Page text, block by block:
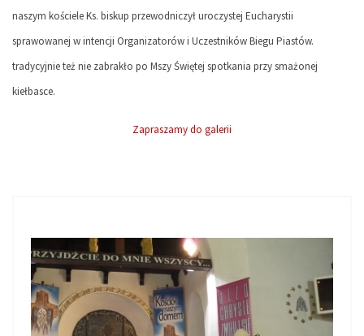
naszym kościele Ks. biskup przewodniczył uroczystej Eucharystii
sprawowanej w intencji Organizatorów i Uczestników Biegu Piastów.
tradycyjnie też nie zabrakło po Mszy Świętej spotkania przy smażonej
kiełbasce.
Zapraszamy do galerii